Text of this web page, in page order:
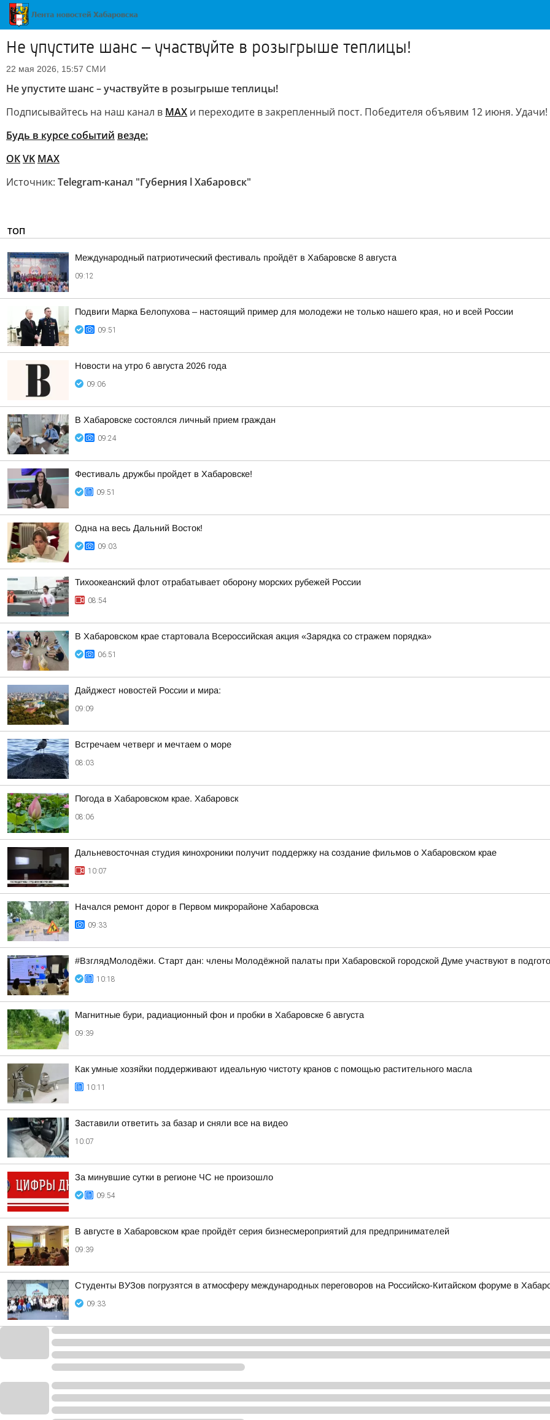
Не упустите шанс – участвуйте в розыгрыше теплицы!
22 мая 2026, 15:57 СМИ
Не упустите шанс – участвуйте в розыгрыше теплицы!
Подписывайтесь на наш канал в MAX и переходите в закрепленный пост. Победителя объявим 12 июня. Удачи!
Будь в курсе событий везде:
ОКVK MAX
Источник: Telegram-канал "Губерния l Хабаровск"
ТОП
Международный патриотический фестиваль пройдёт в Хабаровске 8 августа
09:12
Подвиги Марка Белопухова – настоящий пример для молодежи не только нашего края, но и всей России
09:51
Новости на утро 6 августа 2026 года
09:06
В Хабаровске состоялся личный прием граждан
09:24
Фестиваль дружбы пройдет в Хабаровске!
09:51
Одна на весь Дальний Восток!
09:03
Тихоокеанский флот отрабатывает оборону морских рубежей России
08:54
В Хабаровском крае стартовала Всероссийская акция «Зарядка со стражем порядка»
06:51
Дайджест новостей России и мира:
09:09
Встречаем четверг и мечтаем о море
08:03
Погода в Хабаровском крае. Хабаровск
08:06
Дальневосточная студия кинохроники получит поддержку на создание фильмов о Хабаровском крае
10:07
Начался ремонт дорог в Первом микрорайоне Хабаровска
09:33
#ВзглядМолодёжи. Старт дан: члены Молодёжной палаты при Хабаровской городской Думе участвуют в
10:18
Магнитные бури, радиационный фон и пробки в Хабаровске 6 августа
09:39
Как умные хозяйки поддерживают идеальную чистоту кранов с помощью растительного масла
10:11
Заставили ответить за базар и сняли все на видео
10:07
За минувшие сутки в регионе ЧС не произошло
09:54
В августе в Хабаровском крае пройдёт серия бизнесмероприятий для предпринимателей
09:39
Студенты ВУЗов погрузятся в атмосферу международных переговоров на Российско-Китайском форуме в
09:33